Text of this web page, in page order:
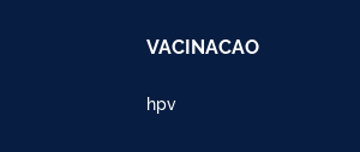
VACINACAO
hpv